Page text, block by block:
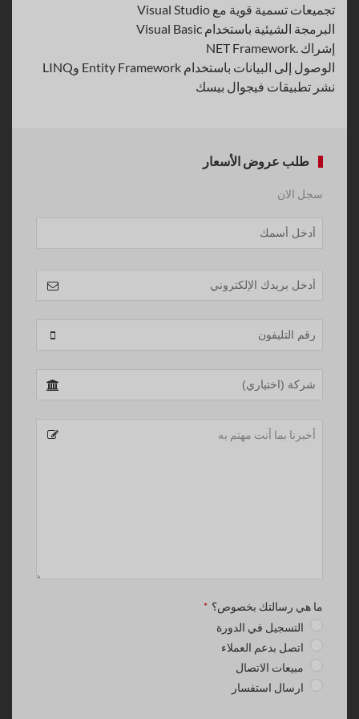
تجميعات تسمية قوية مع Visual Studio
البرمجة الشيئية باستخدام Visual Basic
إشراك .NET Framework
الوصول إلى البيانات باستخدام Entity Framework وLINQ
نشر تطبيقات فيجوال بيسك
طلب عروض الأسعار
سجل الان
Website
URL
*
ما هي رسالتك بخصوص؟ *
التسجيل في الدورة
اتصل بدعم العملاء
مبيعات الاتصال
ارسال استفسار